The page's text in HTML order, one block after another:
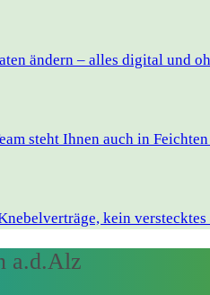
ändern – alles digital und
steht Ihnen auch in
kein
a.d.Alz